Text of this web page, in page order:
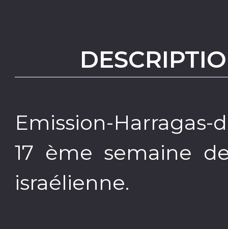
Emission-Harragas-
17 ème semaine
israélienne.